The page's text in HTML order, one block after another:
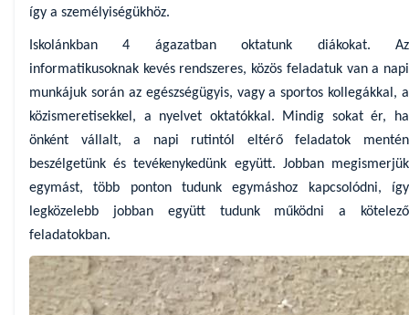
így a személyiségükhöz.
Iskolánkban 4 ágazatban oktatunk diákokat. Az
informatikusoknak kevés rendszeres, közös feladatuk van a napi
munkájuk során az egészségügyis, vagy a sportos kollegákkal, a
közismeretisekkel, a nyelvet oktatókkal. Mindig sokat ér, ha
önként vállalt, a napi rutintól eltérő feladatok mentén
beszélgetünk és tevékenykedünk együtt. Jobban megismerjük
egymást, több ponton tudunk egymáshoz kapcsolódni, így
legközelebb jobban együtt tudunk működni a kötelező
feladatokban.